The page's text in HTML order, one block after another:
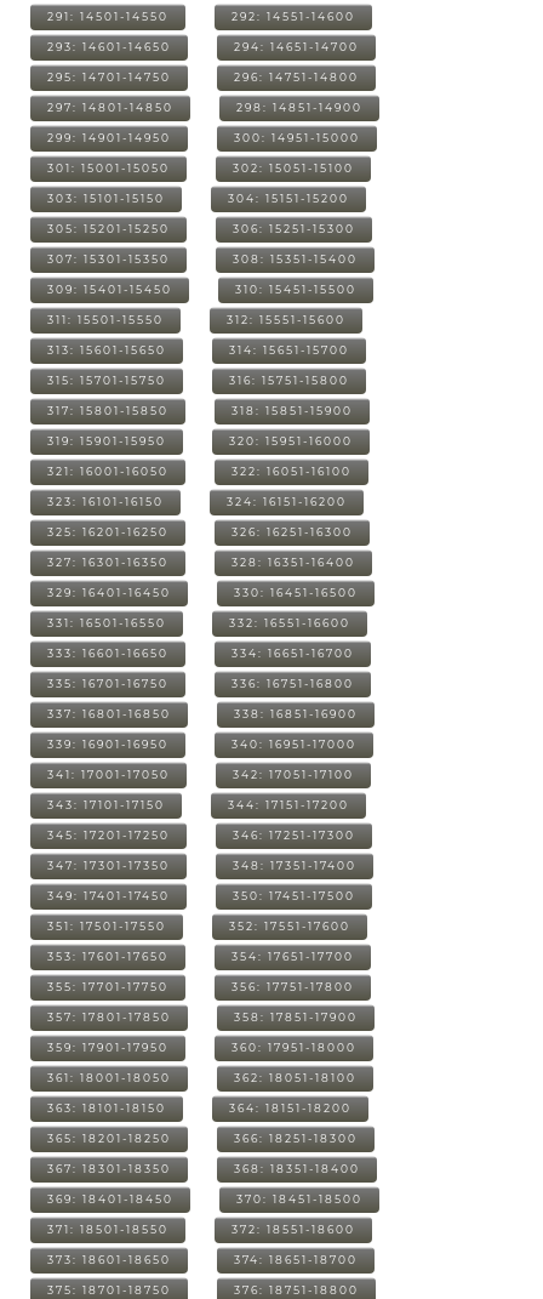
291: 14501-14550 292: 14551-14600
293: 14601-14650 294: 14651-14700
295: 14701-14750 296: 14751-14800
297: 14801-14850 298: 14851-14900
299: 14901-14950 300: 14951-15000
301: 15001-15050 302: 15051-15100
303: 15101-15150 304: 15151-15200
305: 15201-15250 306: 15251-15300
307: 15301-15350 308: 15351-15400
309: 15401-15450 310: 15451-15500
311: 15501-15550 312: 15551-15600
313: 15601-15650 314: 15651-15700
315: 15701-15750 316: 15751-15800
317: 15801-15850 318: 15851-15900
319: 15901-15950 320: 15951-16000
321: 16001-16050 322: 16051-16100
323: 16101-16150 324: 16151-16200
325: 16201-16250 326: 16251-16300
327: 16301-16350 328: 16351-16400
329: 16401-16450 330: 16451-16500
331: 16501-16550 332: 16551-16600
333: 16601-16650 334: 16651-16700
335: 16701-16750 336: 16751-16800
337: 16801-16850 338: 16851-16900
339: 16901-16950 340: 16951-17000
341: 17001-17050 342: 17051-17100
343: 17101-17150 344: 17151-17200
345: 17201-17250 346: 17251-17300
347: 17301-17350 348: 17351-17400
349: 17401-17450 350: 17451-17500
351: 17501-17550 352: 17551-17600
353: 17601-17650 354: 17651-17700
355: 17701-17750 356: 17751-17800
357: 17801-17850 358: 17851-17900
359: 17901-17950 360: 17951-18000
361: 18001-18050 362: 18051-18100
363: 18101-18150 364: 18151-18200
365: 18201-18250 366: 18251-18300
367: 18301-18350 368: 18351-18400
369: 18401-18450 370: 18451-18500
371: 18501-18550 372: 18551-18600
373: 18601-18650 374: 18651-18700
375: 18701-18750 376: 18751-18800